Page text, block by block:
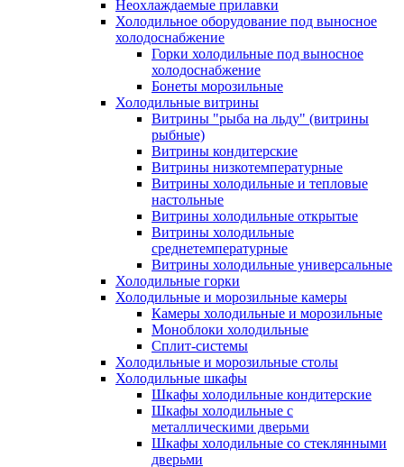
Неохлаждаемые прилавки
Холодильное оборудование под выносное
холодоснабжение
Горки холодильные под выносное
холодоснабжение
Бонеты морозильные
Холодильные витрины
Витрины "рыба на льду" (витрины
рыбные)
Витрины кондитерские
Витрины низкотемпературные
Витрины холодильные и тепловые
настольные
Витрины холодильные открытые
Витрины холодильные
среднетемпературные
Витрины холодильные универсальные
Холодильные горки
Холодильные и морозильные камеры
Камеры холодильные и морозильные
Моноблоки холодильные
Сплит-системы
Холодильные и морозильные столы
Холодильные шкафы
Шкафы холодильные кондитерские
Шкафы холодильные с
металлическими дверьми
Шкафы холодильные со стеклянными
дверьми